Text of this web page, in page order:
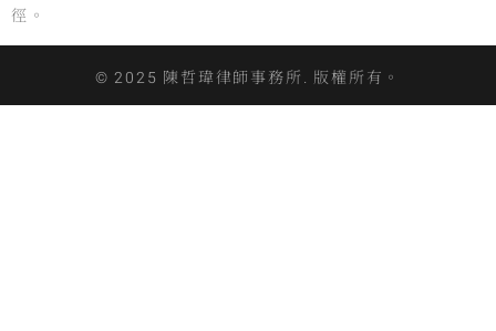
徑。
© 2025 陳哲瑋律師事務所. 版權所有。